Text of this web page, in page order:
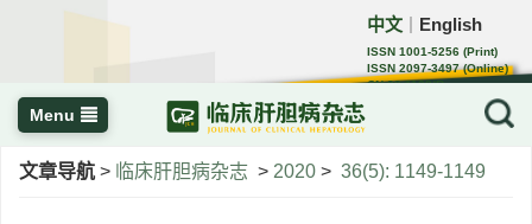
中文 English
ISSN 1001-5256 (Print)
ISSN 2097-3497 (Online)
CN 22-1108/R
Menu
文章导航 > 临床肝胆病杂志 > 2020 > 36(5): 1149-1149